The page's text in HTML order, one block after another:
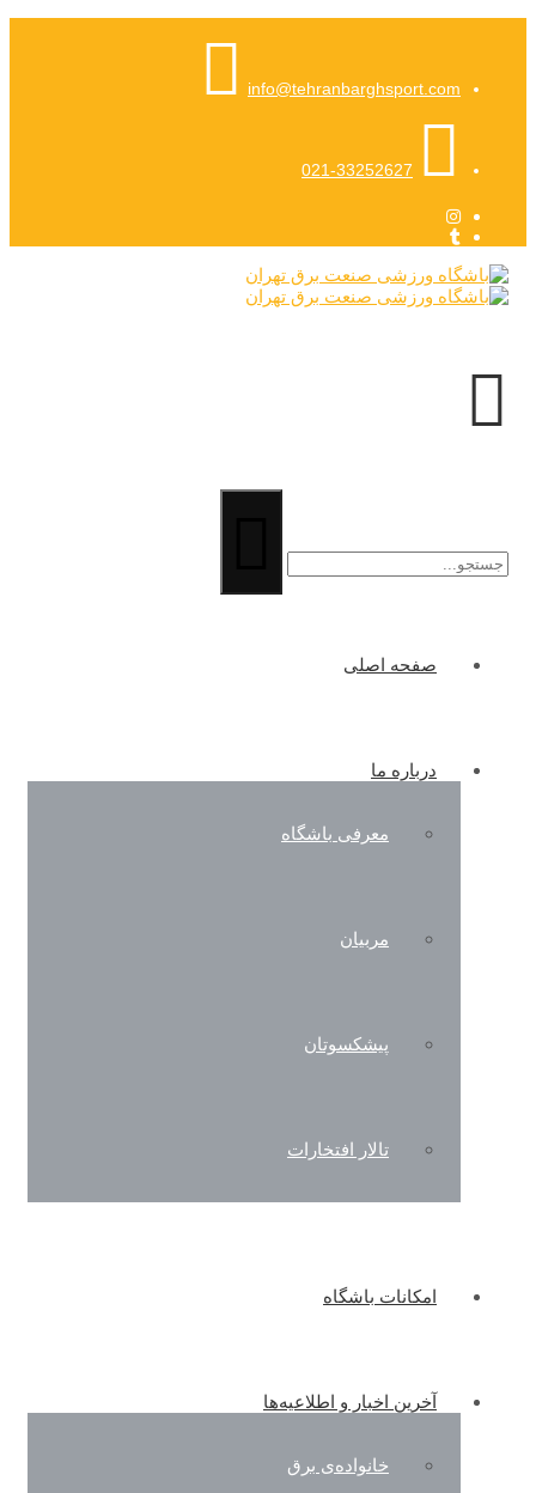
info@tehranbarghsport.com
021-33252627
صفحه اصلی
درباره ما
معرفی باشگاه
مربیان
پیشکسوتان
تالار افتخارات
امکانات باشگاه
آخرین اخبار و اطلاعیه‌ها
خانواده‌ی برق